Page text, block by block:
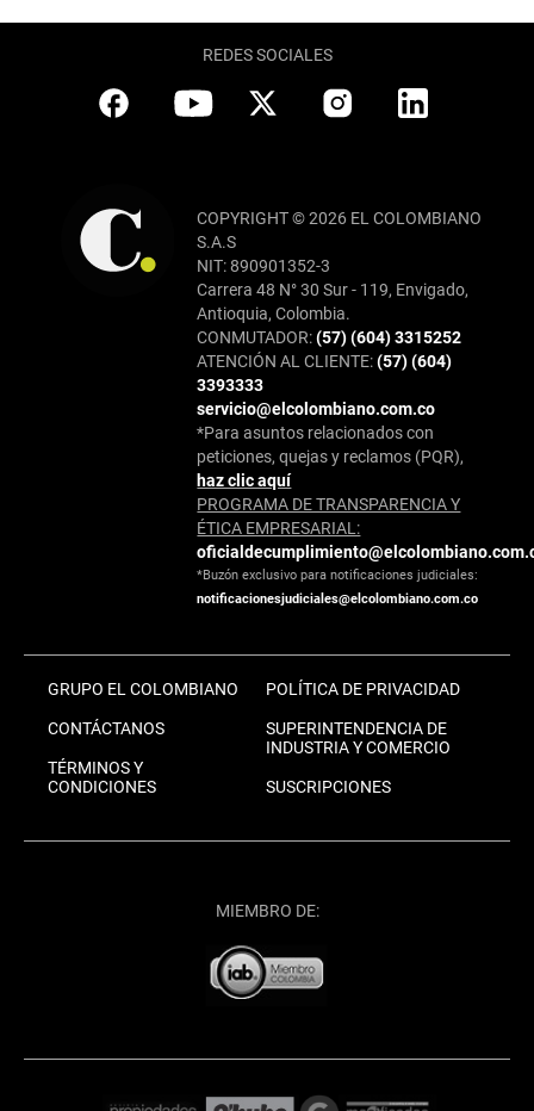
REDES SOCIALES
COPYRIGHT © 2026 EL COLOMBIANO
S.A.S
NIT: 890901352-3
Carrera 48 N° 30 Sur - 119, Envigado,
Antioquia, Colombia.
CONMUTADOR:(57) (604) 3315252
ATENCIÓN AL CLIENTE:(57) (604)
3393333
servicio@elcolombiano.com.co
*Para asuntos relacionados con
peticiones, quejas y reclamos (PQR),
haz clic aquí
PROGRAMA DE TRANSPARENCIA Y
ÉTICA EMPRESARIAL:
*Buzón exclusivo para notificaciones judiciales:
notificacionesjudiciales@elcolombiano.com.co
GRUPO EL COLOMBIANO
CONTÁCTANOS
TÉRMINOS Y
CONDICIONES
POLÍTICA DE PRIVACIDAD
SUPERINTENDENCIA DE
INDUSTRIA Y COMERCIO
SUSCRIPCIONES
MIEMBRO DE: